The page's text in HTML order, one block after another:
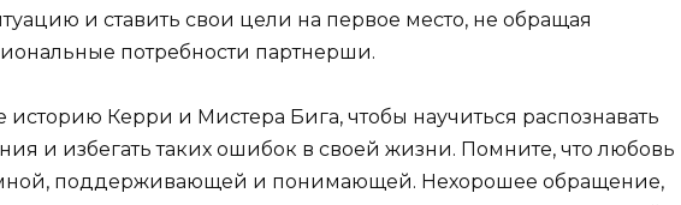
и ставить свои цели на первое место, не обращая
потребности партнерши.
историю Керри и Мистера Бига, чтобы научиться распознавать
и избегать таких ошибок в своей жизни. Помните, что любовь
поддерживающей и понимающей. Нехорошее обращение,